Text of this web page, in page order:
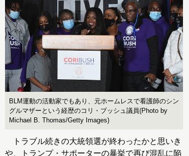
BLM運動の活動家でもあり、元ホームレスで看護師のシン
グルマザーという経歴のコリ・ブッシュ議員(Photo by
Michael B. Thomas/Getty Images)
トラブル続きの大統領選が終わったかと思いき
や、トランプ・サポーターの暴挙で再び混乱に陥